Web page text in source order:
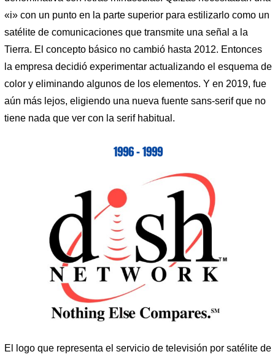
«i» con un punto en la parte superior para estilizarlo como un
satélite de comunicaciones que transmite una señal a la
Tierra. El concepto básico no cambió hasta 2012. Entonces
la empresa decidió experimentar actualizando el esquema de
color y eliminando algunos de los elementos. Y en 2019, fue
aún más lejos, eligiendo una nueva fuente sans-serif que no
tiene nada que ver con la serif habitual.
1996 – 1999
El logo que representa el servicio de televisión por satélite de